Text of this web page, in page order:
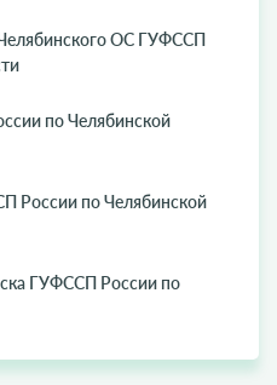
ОС ГУФССП
по Челябинской
России по Челябинской
ГУФССП России по